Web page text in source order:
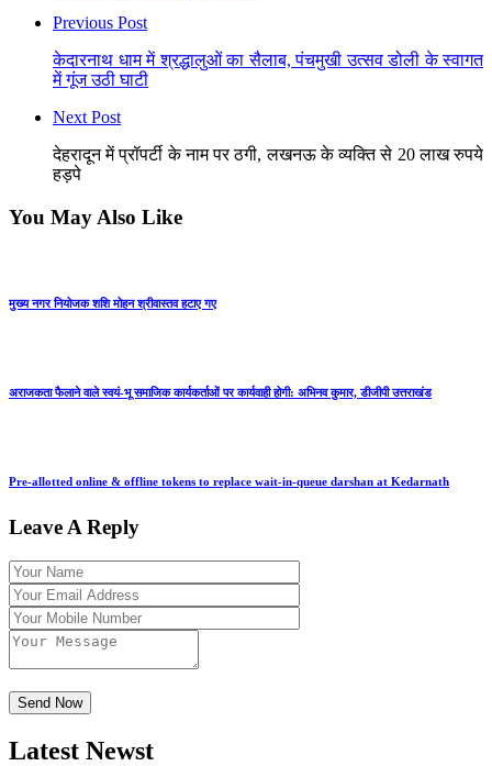
Previous Post
केदारनाथ धाम में श्रद्धालुओं का सैलाब, पंचमुखी उत्सव डोली के स्वागत
में गूंज उठी घाटी
Next Post
देहरादून में प्रॉपर्टी के नाम पर ठगी, लखनऊ के व्यक्ति से 20 लाख रुपये
हड़पे
You May Also Like
मुख्य नगर नियोजक शशि मोहन श्रीवास्तव हटाए गए
अराजकता फैलाने वाले स्वयं-भू समाजिक कार्यकर्ताओं पर कार्यवाही होगी: अभिनव कुमार, डीजीपी उत्तराखंड
Pre-allotted online & offline tokens to replace wait-in-queue darshan at Kedarnath
Leave A Reply
Latest Newst